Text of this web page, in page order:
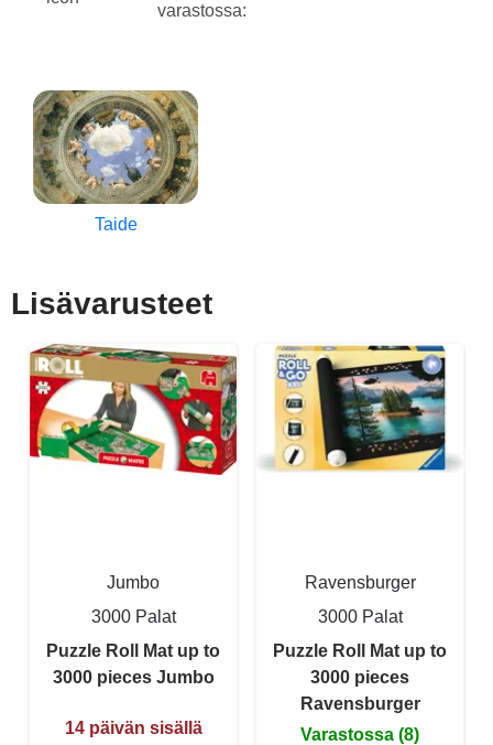
varastossa:
Taide
Lisävarusteet
Jumbo
3000 Palat
Puzzle Roll Mat up to
3000 pieces Jumbo
14 päivän sisällä
Ravensburger
3000 Palat
Puzzle Roll Mat up to
3000 pieces
Ravensburger
Varastossa (8)